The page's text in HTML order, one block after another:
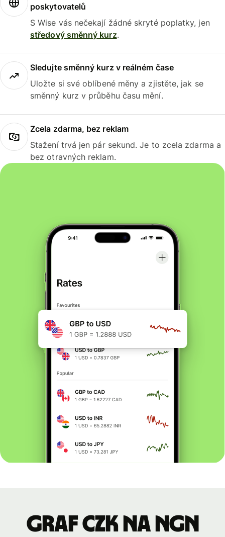
poskytovatelů
S Wise vás nečekají žádné skryté poplatky, jen
středový směnný kurz.
Sledujte směnný kurz v reálném čase
Uložte si své oblíbené měny a zjistěte, jak se
směnný kurz v průběhu času mění.
Zcela zdarma, bez reklam
Stažení trvá jen pár sekund. Je to zcela zdarma a
bez otravných reklam.
graf CZK na NGN